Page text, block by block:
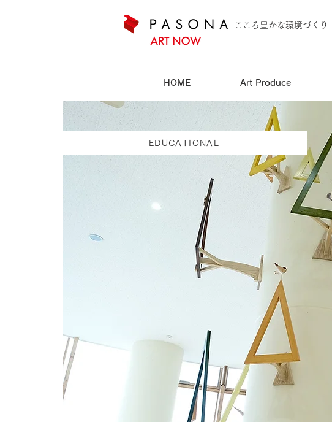
こころ豊かな環境づくり
HOME Art Produce
EDUCATIONAL